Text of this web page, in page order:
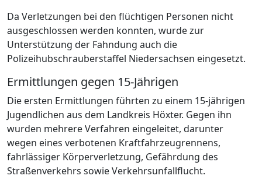
Da Verletzungen bei den flüchtigen Personen nicht
ausgeschlossen werden konnten, wurde zur
Unterstützung der Fahndung auch die
Polizeihubschrauberstaffel Niedersachsen eingesetzt.
Ermittlungen gegen 15-Jährigen
Die ersten Ermittlungen führten zu einem 15-jährigen
Jugendlichen aus dem Landkreis Höxter. Gegen ihn
wurden mehrere Verfahren eingeleitet, darunter
wegen eines verbotenen Kraftfahrzeugrennens,
fahrlässiger Körperverletzung, Gefährdung des
Straßenverkehrs sowie Verkehrsunfallflucht.